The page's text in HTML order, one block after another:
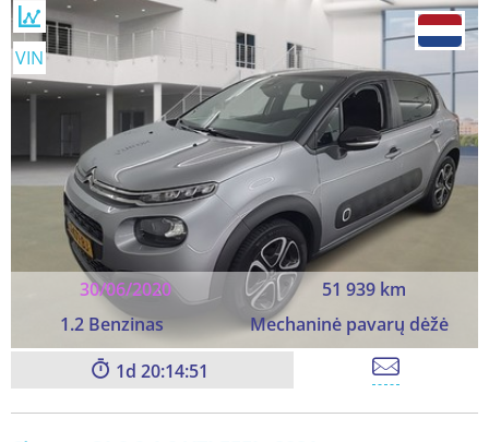
30/06/2020
51 939 km
1.2 Benzinas
Mechaninė pavarų dėžė
VIN
1 20:14:49